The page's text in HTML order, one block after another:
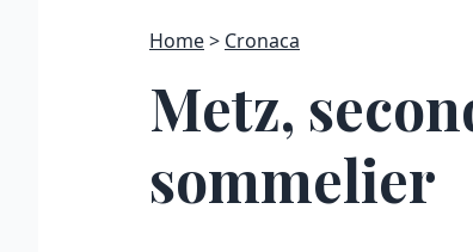
Home Cronaca
Metz,
sommelier